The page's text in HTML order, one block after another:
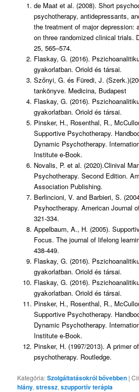
de Maat et al. (2008). Short
psychotherapy, antidepressants,
the treatment of major depression:
on three randomized clinical trials.
25, 565–574.
Flaskay, G. (2016).
gyakorlatban. Oriold és társai.
Szőnyi, G. és Füredi, J.
tankönyve. Medicina, Budapest
Flaskay, G. (2016).
gyakorlatban. Oriold és társai.
Pinsker, H., Rosenthal, R.,
Supportive Psychotherapy.
Dynamic Psychotherapy.
Institute e-Book.
Novalis, P. et al. (2020).Clinival
Psychotherapy. Second Edition.
Association Publishing.
Berlincioni, V. and Barbieri, S.
Psyhoctherapy. American Journal
321-334.
Appelbaum, A., H. (2005).
Focus. The journal of lifelong
438-449.
Flaskay, G. (2016).
gyakorlatban. Oriold és társai.
Flaskay, G. (2016).
gyakorlatban. Oriold és társai.
Pinsker, H., Rosenthal, R.,
Supportive Psychotherapy.
Dynamic Psychotherapy.
Institute e-Book.
Pinsker, H. (1997/2013). A primer
psychotherapy. Routledge.
Kategória:Szolgáltatásokról bővebben |
hiány,stressz,szupportív terápia